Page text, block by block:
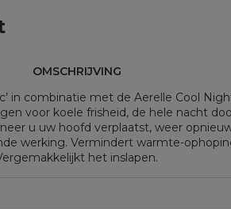
OMSCHRIJVING
in combinatie met de Aerelle Cool
voor koele frisheid, de hele nacht
u uw hoofd verplaatst, weer
werking. Vermindert warmte-
het inslapen.